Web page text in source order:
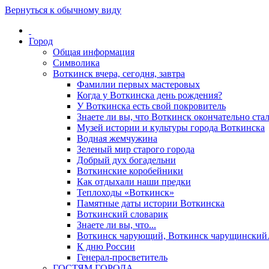
Вернуться к обычному виду
Город
Общая информация
Символика
Воткинск вчера, сегодня, завтра
Фамилии первых мастеровых
Когда у Воткинска день рождения?
У Воткинска есть свой покровитель
Знаете ли вы, что Воткинск окончательно
Музей истории и культуры города Воткинска
Водная жемчужина
Зеленый мир старого города
Добрый дух богадельни
Воткинские коробейники
Как отдыхали наши предки
Теплоходы «Воткинск»
Памятные даты истории Воткинска
Воткинский словарик
Знаете ли вы, что...
Воткинск чарующий, Воткинск
К дню России
Генерал-просветитель